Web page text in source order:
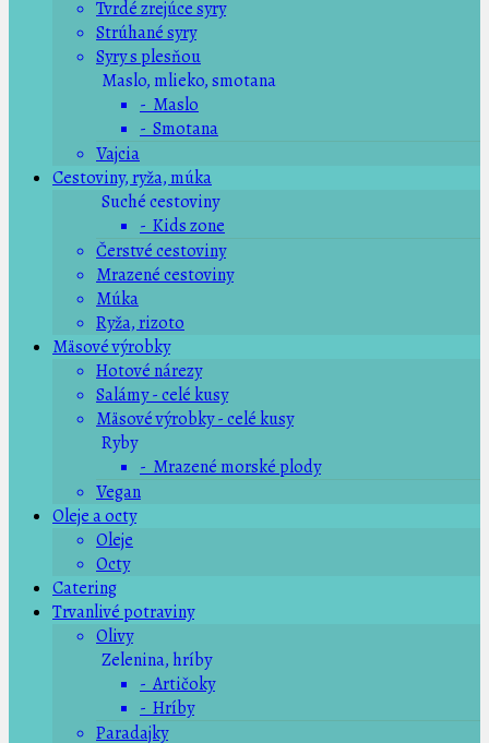
Tvrdé zrejúce syry
Strúhané syry
Syry s plesňou
Maslo, mlieko, smotana
- Maslo
- Smotana
Vajcia
Cestoviny, ryža, múka
Suché cestoviny
- Kids zone
Čerstvé cestoviny
Mrazené cestoviny
Múka
Ryža, rizoto
Mäsové výrobky
Hotové nárezy
Salámy - celé kusy
Mäsové výrobky - celé kusy
Ryby
- Mrazené morské plody
Vegan
Oleje a octy
Oleje
Octy
Catering
Trvanlivé potraviny
Olivy
Zelenina, hríby
- Artičoky
- Hríby
Paradajky